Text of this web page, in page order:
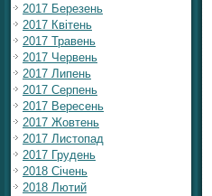
2017 Березень
2017 Квітень
2017 Травень
2017 Червень
2017 Липень
2017 Серпень
2017 Вересень
2017 Жовтень
2017 Листопад
2017 Грудень
2018 Січень
2018 Лютий